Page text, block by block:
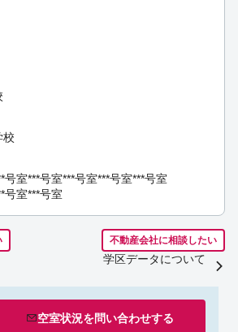
校
号室***号室***号室***号室***号室
号室***号室
不動産会社に相談したい
学区データについて
空室状況を問い合わせする